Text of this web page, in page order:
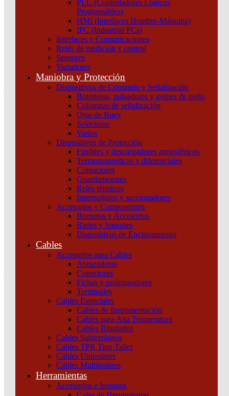
PLC (Controladores Lógicos
Programables)
HMI (Interfaces Hombre-Máquina)
IPC (Industrial PCs)
Interfaces y Comunicaciones
Relés de medición y control
Sensores
Variadores
Maniobra y Protección
Dispositivos de Comando y Señalización
Botoneras, pulsadores y golpes de puño
Columnas de señalización
Ojos de Buey
Selectoras
Varios
Dispositivos de Protección
Fusibles y descargadores atmosféricos
Termomagnéticas y diferenciales
Contactores
Guardamotores
Relés térmicos
Interruptores y seccionadores
Accesorios y Componentes
Borneras y Accesorios
Rieles y Soportes
Dispositivos de Enclavamiento
Cables
Accesorios para Cables
Abrazaderas
Conectores
Fichas y prolongadores
Terminales
Cables Especiales
Cables de Instrumentación
Cables para Alta Temperatura
Cables Blindados
Cables Subterráneos
Cables TPR Tipo Taller
Cables Unipolares
Cables Multipolares
Herramientas
Accesorios e Insumos
Atención por WhatsApp
Tu pedido
¿Que estas buscando hoy?
Atención telefónica
Atención por WhatsApp
Automatización y Control/Variadores
ATV PROCESS 3F 380VAC 11KW ETH IP55 SEC